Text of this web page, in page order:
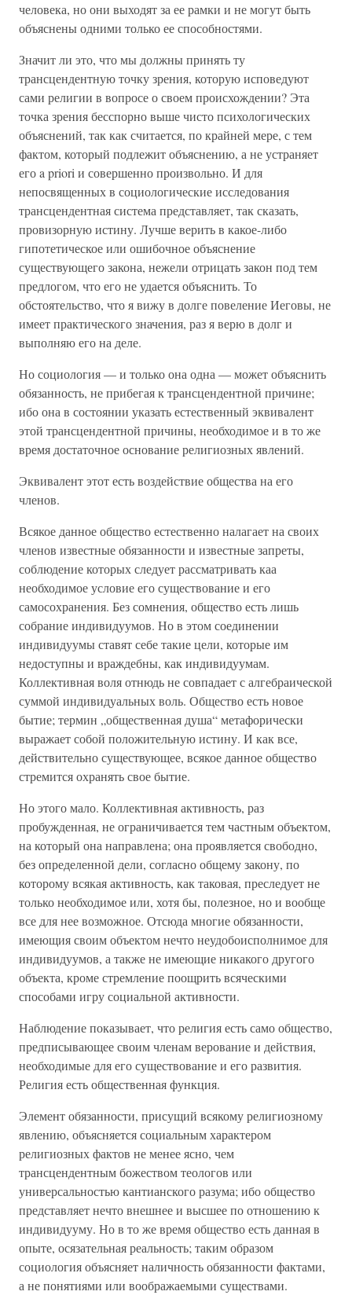
человека, но они выходят за ее рамки и не могут быть
объяснены одними только ее способностями.
Значит ли это, что мы должны принять ту
трансцендентную точку зрения, которую исповедуют
сами религии в вопросе о своем происхождении? Эта
точка зрения бесспорно выше чисто психологических
объяснений, так как считается, по крайней мере, с тем
фактом, который подлежит объяснению, а не устраняет
его a priori и совершенно произвольно. И для
непосвященных в социологические исследования
трансцендентная система представляет, так сказать,
провизорную истину. Лучше верить в какое-либо
гипотетическое или ошибочное объяснение
существующего закона, нежели отрицать закон под тем
предлогом, что его не удается объяснить. То
обстоятельство, что я вижу в долге повеление Иеговы, не
имеет практического значения, раз я верю в долг и
выполняю его на деле.
Но социология — и только она одна — может объяснить
обязанность, не прибегая к трансцендентной причине;
ибо она в состоянии указать естественный эквивалент
этой трансцендентной причины, необходимое и в то же
время достаточное основание религиозных явлений.
Эквивалент этот есть воздействие общества на его
членов.
Всякое данное общество естественно налагает на своих
членов известные обязанности и известные запреты,
соблюдение которых следует рассматривать каа
необходимое условие его существование и его
самосохранения. Без сомнения, общество есть лишь
собрание индивидуумов. Но в этом соединении
индивидуумы ставят себе такие цели, которые им
недоступны и враждебны, как индивидуумам.
Коллективная воля отнюдь не совпадает с алгебраической
суммой индивидуальных воль. Общество есть новое
бытие; термин „общественная душа“ метафорически
выражает собой положительную истину. И как все,
действительно существующее, всякое данное общество
стремится охранять свое бытие.
Но этого мало. Коллективная активность, раз
пробужденная, не ограничивается тем частным объектом,
на который она направлена; она проявляется свободно,
без определенной дели, согласно общему закону, по
которому всякая активность, как таковая, преследует не
только необходимое или, хотя бы, полезное, но и вообще
все для нее возможное. Отсюда многие обязанности,
имеющия своим объектом нечто неудобоисполнимое для
индивидуумов, а также не имеющие никакого другого
объекта, кроме стремление поощрить всяческими
способами игру социальной активности.
Наблюдение показывает, что религия есть само общество,
предписывающее своим членам верование и действия,
необходимые для его существование и его развития.
Религия есть общественная функция.
Элемент обязанности, присущий всякому религиозному
явлению, объясняется социальным характером
религиозных фактов не менее ясно, чем
трансцендентным божеством теологов или
универсальностью кантианского разума; ибо общество
представляет нечто внешнее и высшее по отношению к
индивидууму. Но в то же время общество есть данная в
опыте, осязательная реальность; таким образом
социология объясняет наличность обязанности фактами,
а не понятиями или воображаемыми существами.